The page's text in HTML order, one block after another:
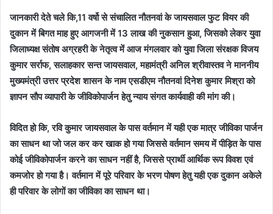
जानकारी देते चले कि,11 वर्षो से संचालित नौतनवां के जायसवाल फुट वियर की
दुकान में बिगत माह हुए आगजनी में 13 लाख की नुकसान हुआ, जिसको लेकर युवा
जिलाध्यक्ष संतोष अग्रहरी के नेतृत्व में आज मंगलवार को युवा जिला संरक्षक विजय
कुमार सर्राफ, सलाहकार सन्त जायसवाल, महामंत्री अनिल श्रीवास्तव ने माननीय
मुख्यमंत्री उत्तर प्रदेश शासन के नाम एसडीएम नौतनवां दिनेश कुमार मिश्रा को
ज्ञापन सौप व्यापारी के जीविकोपार्जन हेतु न्याय संगत कार्यवाही की मांग की।
विदित हो कि, रवि कुमार जायसवाल के पास वर्तमान में यही एक मात्र जीविका पार्जन
का साधन था जो जल कर कर खाक हो गया जिससे वर्तमान समय में पीड़ित के पास
कोई जीविकोपार्जन करने का साधन नहीं है, जिससे प्रार्थी आर्थिक रूप विवश एवं
कमजोर हो गया है। वर्तमान में पूरे परिवार के भरण पोषण हेतु यही एक दुकान अकेले
ही परिवार के लोगों का जीविका का साधन था।